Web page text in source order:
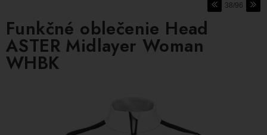
38/96
Funkčné oblečenie Head
ASTER Midlayer Woman
WHBK